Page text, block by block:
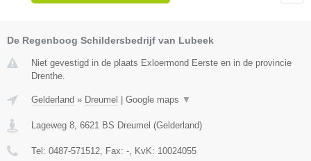
De Regenboog Schildersbedrijf van Lubeek
Niet gevestigd in de plaats Exloermond Eerste en in de provincie
Drenthe.
Gelderland » Dreumel Google maps ▼
Lageweg 8, 6621 BS Dreumel (Gelderland)
Tel: 0487-571512, Fax: -, KvK: 10024055